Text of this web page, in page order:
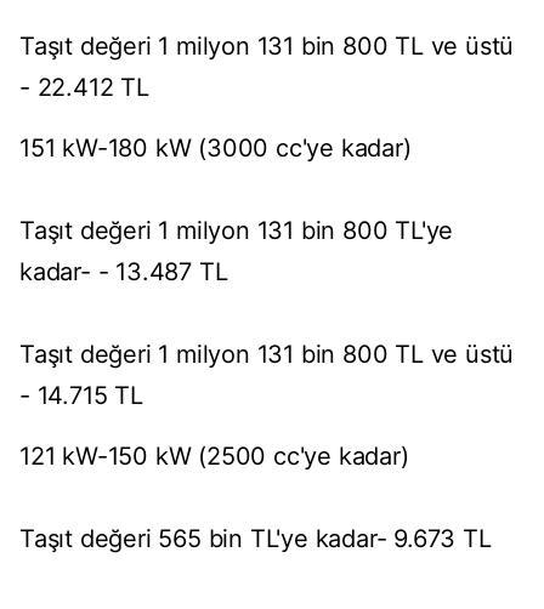
Taşıt değeri 1 milyon 131 bin 800 TL ve üstü
- 22.412 TL
151 kW-180 kW (3000 cc'ye kadar)
Taşıt değeri 1 milyon 131 bin 800 TL'ye
kadar- - 13.487 TL
Taşıt değeri 1 milyon 131 bin 800 TL ve üstü
- 14.715 TL
121 kW-150 kW (2500 cc'ye kadar)
Taşıt değeri 565 bin TL'ye kadar- 9.673 TL